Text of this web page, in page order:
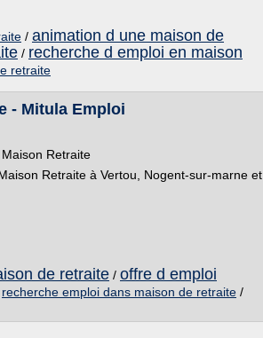
/ animation d une maison de
/ recherche d emploi en maison
retraite
- Mitula Emploi
Retraite
Retraite à Vertou, Nogent-sur-marne et
de retraite / offre d emploi
recherche emploi dans maison de retraite /